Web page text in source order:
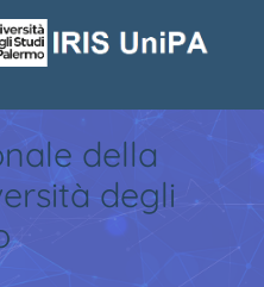
della
degli